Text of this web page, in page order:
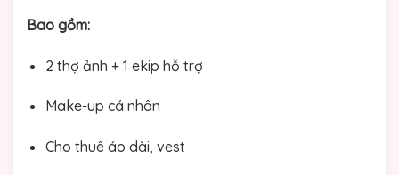
Bao gồm:
2 thợ ảnh + 1 ekip hỗ trợ
Make-up cá nhân
Cho thuê áo dài, vest